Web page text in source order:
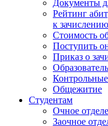
Документы
Рейтинг
к зачислению
Стоимость
Поступить
Приказ о
Общежитие
Студентам
Очное
Заочное